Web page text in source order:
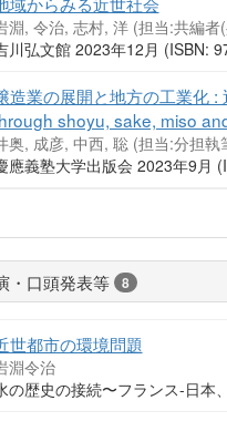
淵, 令治, 志村, 洋 (担当:共編者
川弘文館 2023年12月 (ISBN:
造業の展開と地方の工業化
shoyu, sake, miso
奥, 成彦, 中西, 聡 (担当:分担
應義塾大学出版会 2023年9月
・口頭発表等 8
世都市の環境問題
淵令治
の歴史の接続〜フランス-日本